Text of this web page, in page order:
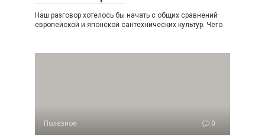
Наш разговор хотелось бы начать с общих сравнений
европейской и японской сантехнических культур. Чего
Полезное 0